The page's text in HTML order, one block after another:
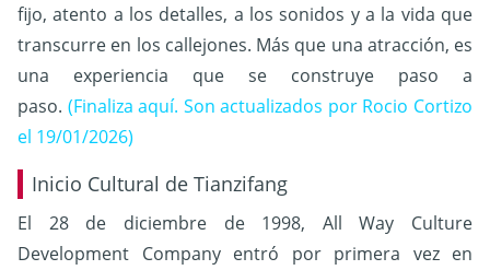
fijo, atento a los detalles, a los sonidos y a la vida que
transcurre en los callejones. Más que una atracción, es
una experiencia que se construye paso a
paso. (Finaliza aquí. Son actualizados por Rocio Cortizo
el 19/01/2026)
Inicio Cultural de Tianzifang
El 28 de diciembre de 1998, All Way Culture
Development Company entró por primera vez en